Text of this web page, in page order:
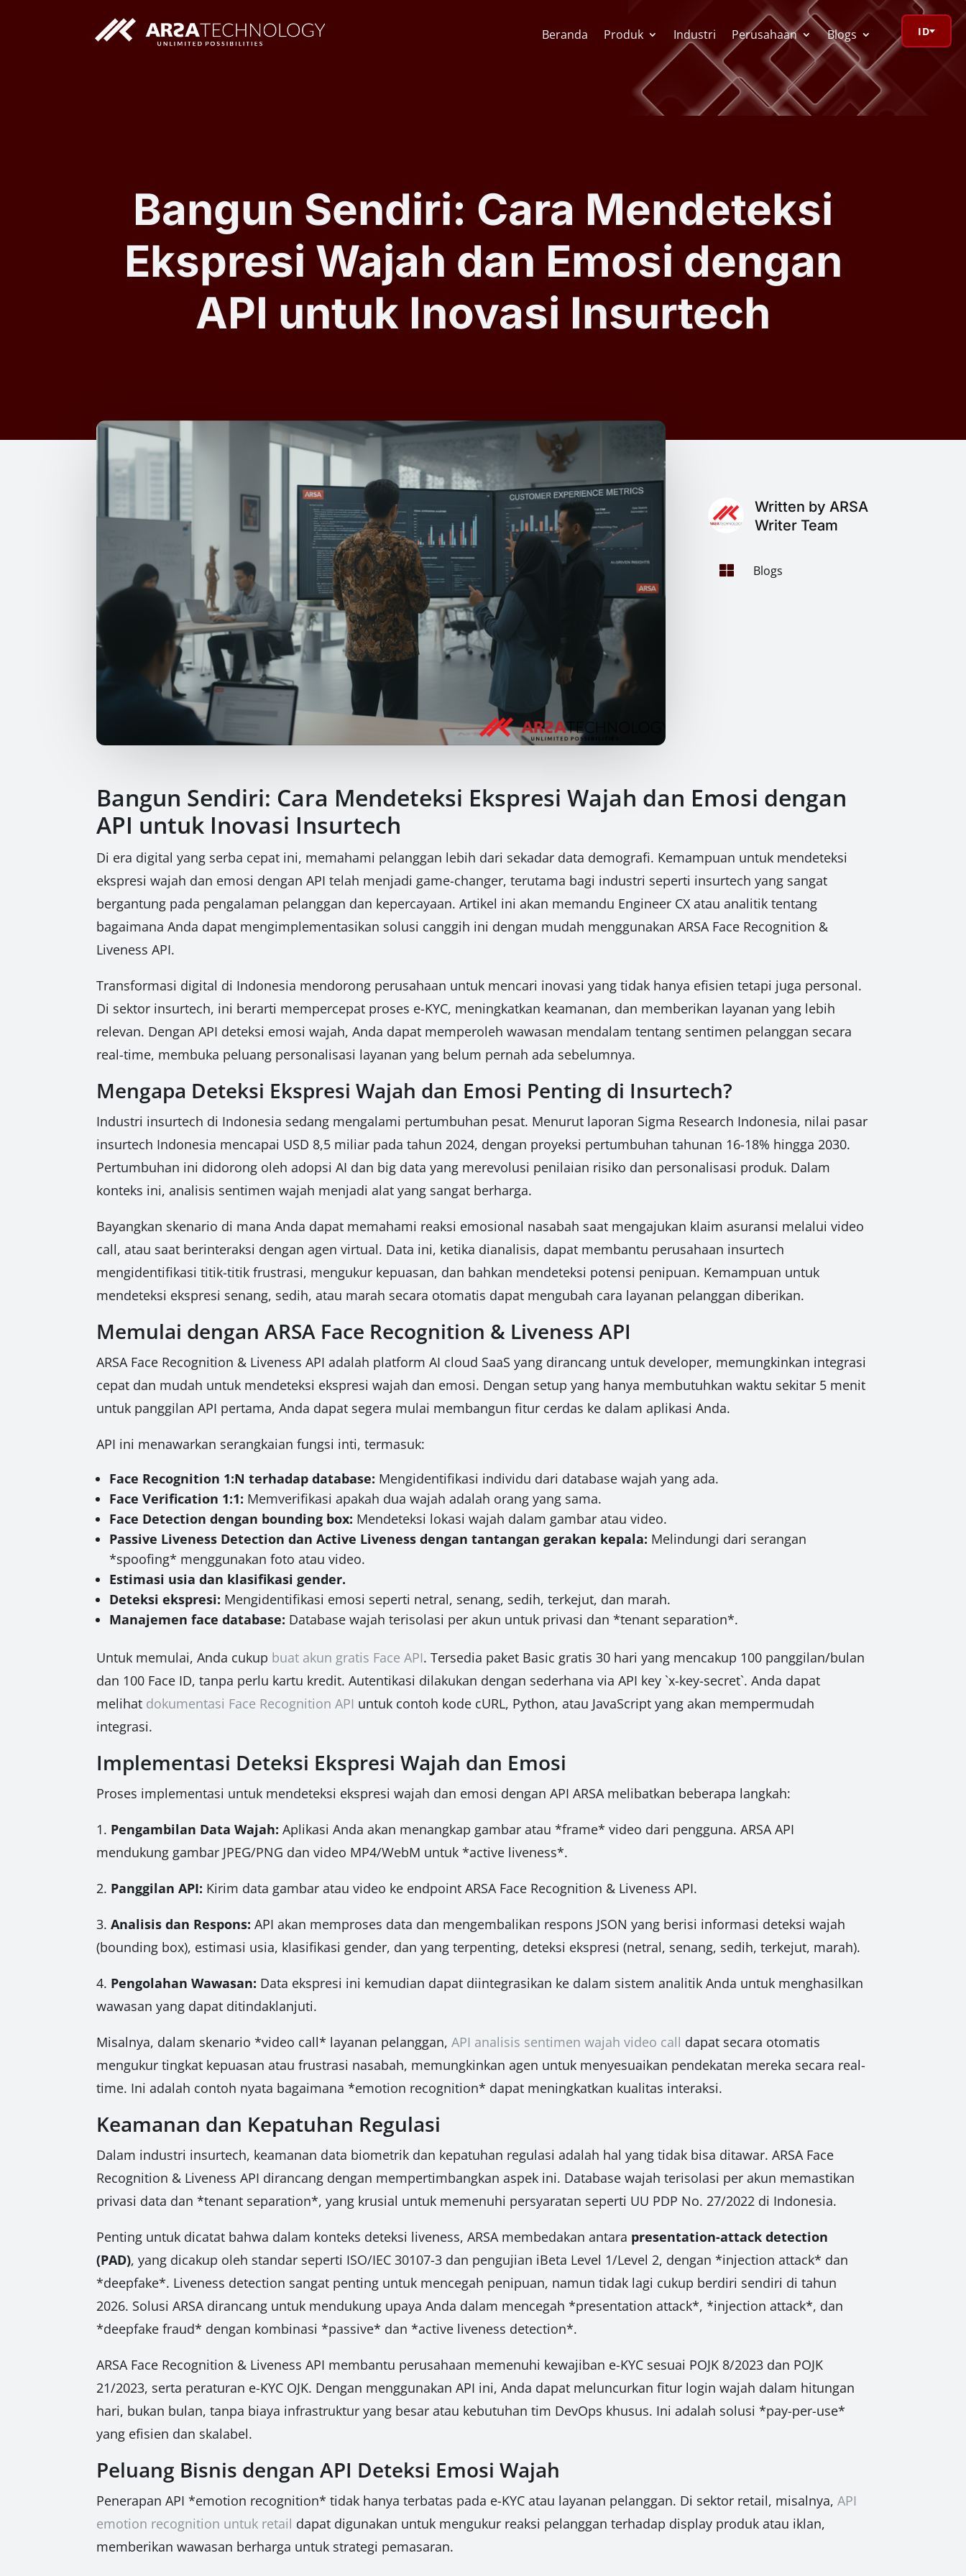
Beranda Produk
Software AI Analitik Video
Serial ARSA AI Box
Kiosk Kesehatan Mandiri
AI Face Redactor
Quick OCR
Industri Perusahaan Blogs
Bangun Sendiri: Cara Mendeteksi
Ekspresi Wajah dan Emosi dengan
API untuk Inovasi Insurtech
Written by ARSA
Writer Team
 Blogs
Bangun Sendiri: Cara Mendeteksi Ekspresi Wajah dan Emosi dengan
API untuk Inovasi Insurtech
Di era digital yang serba cepat ini, memahami pelanggan lebih dari sekadar data demografi. Kemampuan untuk mendeteksi
ekspresi wajah dan emosi dengan API telah menjadi game-changer, terutama bagi industri seperti insurtech yang sangat
bergantung pada pengalaman pelanggan dan kepercayaan. Artikel ini akan memandu Engineer CX atau analitik tentang
bagaimana Anda dapat mengimplementasikan solusi canggih ini dengan mudah menggunakan ARSA Face Recognition &
Liveness API.
Transformasi digital di Indonesia mendorong perusahaan untuk mencari inovasi yang tidak hanya efisien tetapi juga personal.
Di sektor insurtech, ini berarti mempercepat proses e-KYC, meningkatkan keamanan, dan memberikan layanan yang lebih
relevan. Dengan API deteksi emosi wajah, Anda dapat memperoleh wawasan mendalam tentang sentimen pelanggan secara
real-time, membuka peluang personalisasi layanan yang belum pernah ada sebelumnya.
Mengapa Deteksi Ekspresi Wajah dan Emosi Penting di Insurtech?
Industri insurtech di Indonesia sedang mengalami pertumbuhan pesat. Menurut laporan Sigma Research Indonesia, nilai pasar
insurtech Indonesia mencapai USD 8,5 miliar pada tahun 2024, dengan proyeksi pertumbuhan tahunan 16-18% hingga 2030.
Pertumbuhan ini didorong oleh adopsi AI dan big data yang merevolusi penilaian risiko dan personalisasi produk. Dalam
konteks ini, analisis sentimen wajah menjadi alat yang sangat berharga.
Bayangkan skenario di mana Anda dapat memahami reaksi emosional nasabah saat mengajukan klaim asuransi melalui video
call, atau saat berinteraksi dengan agen virtual. Data ini, ketika dianalisis, dapat membantu perusahaan insurtech
mengidentifikasi titik-titik frustrasi, mengukur kepuasan, dan bahkan mendeteksi potensi penipuan. Kemampuan untuk
mendeteksi ekspresi senang, sedih, atau marah secara otomatis dapat mengubah cara layanan pelanggan diberikan.
Memulai dengan ARSA Face Recognition & Liveness API
ARSA Face Recognition & Liveness API adalah platform AI cloud SaaS yang dirancang untuk developer, memungkinkan integrasi
cepat dan mudah untuk mendeteksi ekspresi wajah dan emosi. Dengan setup yang hanya membutuhkan waktu sekitar 5 menit
untuk panggilan API pertama, Anda dapat segera mulai membangun fitur cerdas ke dalam aplikasi Anda.
API ini menawarkan serangkaian fungsi inti, termasuk:
Face Recognition 1:N terhadap database: Mengidentifikasi individu dari database wajah yang ada.
Face Verification 1:1: Memverifikasi apakah dua wajah adalah orang yang sama.
Face Detection dengan bounding box: Mendeteksi lokasi wajah dalam gambar atau video.
Passive Liveness Detection dan Active Liveness dengan tantangan gerakan kepala: Melindungi dari serangan
*spoofing* menggunakan foto atau video.
Estimasi usia dan klasifikasi gender.
Deteksi ekspresi: Mengidentifikasi emosi seperti netral, senang, sedih, terkejut, dan marah.
Manajemen face database: Database wajah terisolasi per akun untuk privasi dan *tenant separation*.
Untuk memulai, Anda cukup buat akun gratis Face API. Tersedia paket Basic gratis 30 hari yang mencakup 100 panggilan/bulan
dan 100 Face ID, tanpa perlu kartu kredit. Autentikasi dilakukan dengan sederhana via API key `x-key-secret`. Anda dapat
melihat dokumentasi Face Recognition API untuk contoh kode cURL, Python, atau JavaScript yang akan mempermudah
integrasi.
Implementasi Deteksi Ekspresi Wajah dan Emosi
Proses implementasi untuk mendeteksi ekspresi wajah dan emosi dengan API ARSA melibatkan beberapa langkah:
1. Pengambilan Data Wajah: Aplikasi Anda akan menangkap gambar atau *frame* video dari pengguna. ARSA API
mendukung gambar JPEG/PNG dan video MP4/WebM untuk *active liveness*.
2. Panggilan API: Kirim data gambar atau video ke endpoint ARSA Face Recognition & Liveness API.
3.Analisis dan Respons: API akan memproses data dan mengembalikan respons JSON yang berisi informasi deteksi wajah
(bounding box), estimasi usia, klasifikasi gender, dan yang terpenting, deteksi ekspresi (netral, senang, sedih, terkejut, marah).
4. Pengolahan Wawasan: Data ekspresi ini kemudian dapat diintegrasikan ke dalam sistem analitik Anda untuk menghasilkan
wawasan yang dapat ditindaklanjuti.
Misalnya, dalam skenario *video call* layanan pelanggan,API analisis sentimen wajah video call dapat secara otomatis
mengukur tingkat kepuasan atau frustrasi nasabah, memungkinkan agen untuk menyesuaikan pendekatan mereka secara real-
time. Ini adalah contoh nyata bagaimana *emotion recognition* dapat meningkatkan kualitas interaksi.
Keamanan dan Kepatuhan Regulasi
Dalam industri insurtech, keamanan data biometrik dan kepatuhan regulasi adalah hal yang tidak bisa ditawar. ARSA Face
Recognition & Liveness API dirancang dengan mempertimbangkan aspek ini. Database wajah terisolasi per akun memastikan
privasi data dan *tenant separation*, yang krusial untuk memenuhi persyaratan seperti UU PDP No. 27/2022 di Indonesia.
Penting untuk dicatat bahwa dalam konteks deteksi liveness, ARSA membedakan antara presentation-attack detection
(PAD), yang dicakup oleh standar seperti ISO/IEC 30107-3 dan pengujian iBeta Level 1/Level 2, dengan *injection attack* dan
*deepfake*. Liveness detection sangat penting untuk mencegah penipuan, namun tidak lagi cukup berdiri sendiri di tahun
2026. Solusi ARSA dirancang untuk mendukung upaya Anda dalam mencegah *presentation attack*, *injection attack*, dan
*deepfake fraud* dengan kombinasi *passive* dan *active liveness detection*.
ARSA Face Recognition & Liveness API membantu perusahaan memenuhi kewajiban e-KYC sesuai POJK 8/2023 dan POJK
21/2023, serta peraturan e-KYC OJK. Dengan menggunakan API ini, Anda dapat meluncurkan fitur login wajah dalam hitungan
hari, bukan bulan, tanpa biaya infrastruktur yang besar atau kebutuhan tim DevOps khusus. Ini adalah solusi *pay-per-use*
yang efisien dan skalabel.
Peluang Bisnis dengan API Deteksi Emosi Wajah
Penerapan API *emotion recognition* tidak hanya terbatas pada e-KYC atau layanan pelanggan. Di sektor retail, misalnya,API
emotion recognition untuk retail dapat digunakan untuk mengukur reaksi pelanggan terhadap display produk atau iklan,
memberikan wawasan berharga untuk strategi pemasaran.
ID